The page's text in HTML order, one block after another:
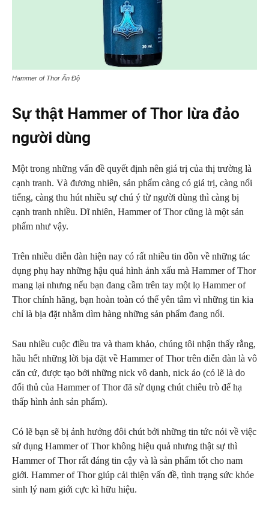
Hammer of Thor Ấn Độ
Sự thật Hammer of Thor lừa đảo
người dùng
Một trong những vấn đề quyết định nên giá trị của thị trường là
cạnh tranh. Và đương nhiên, sản phẩm càng có giá trị, càng nổi
tiếng, càng thu hút nhiều sự chú ý từ người dùng thì càng bị
cạnh tranh nhiều. Dĩ nhiên, Hammer of Thor cũng là một sản
phẩm như vậy.
Trên nhiều diễn đàn hiện nay có rất nhiều tin đồn về những tác
dụng phụ hay những hậu quả hình ảnh xấu mà Hammer of Thor
mang lại nhưng nếu bạn đang cầm trên tay một lọ Hammer of
Thor chính hãng, bạn hoàn toàn có thể yên tâm vì những tin kia
chỉ là bịa đặt nhằm dìm hàng những sản phẩm đang nổi.
Sau nhiều cuộc điều tra và tham khảo, chúng tôi nhận thấy rằng,
hầu hết những lời bịa đặt về Hammer of Thor trên diễn đàn là vô
căn cứ, được tạo bởi những nick vô danh, nick ảo (có lẽ là do
đối thủ của Hammer of Thor đã sử dụng chút chiêu trò để hạ
thấp hình ảnh sản phẩm).
Có lẽ bạn sẽ bị ảnh hưởng đôi chút bởi những tin tức nói về việc
sử dụng Hammer of Thor không hiệu quả nhưng thật sự thì
Hammer of Thor rất đáng tin cậy và là sản phẩm tốt cho nam
giới. Hammer of Thor giúp cải thiện vấn đề, tình trạng sức khỏe
sinh lý nam giới cực kì hữu hiệu.